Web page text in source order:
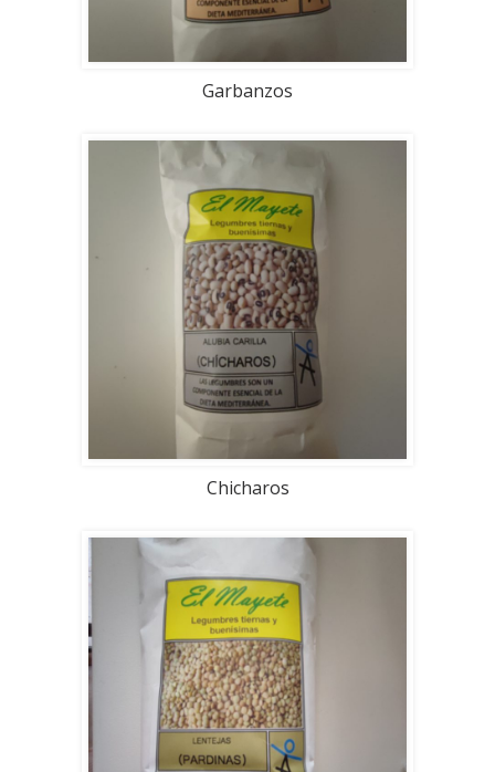
Garbanzos
Chicharos